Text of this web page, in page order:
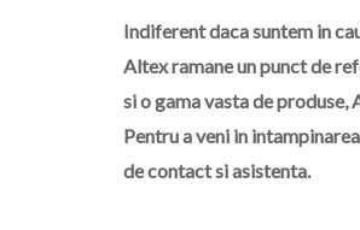
Indiferent daca suntem in
Altex ramane un punct de
si o gama vasta de
Pentru a veni in
de contact si asistenta.